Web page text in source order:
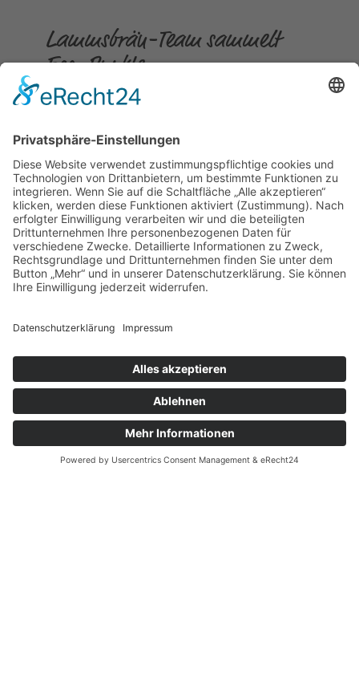
Lammsbräu-Team sammelt
Eco-Punkte
Gepostet am16.04.2024